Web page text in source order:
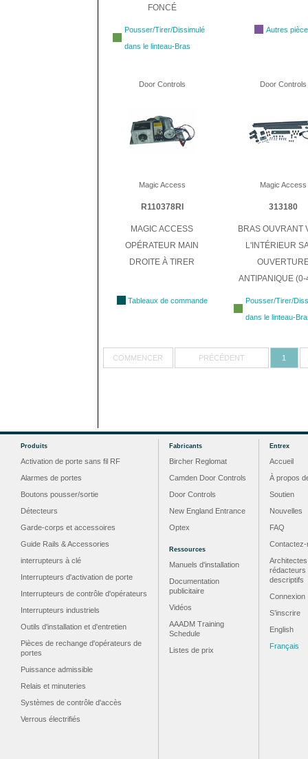
FONCÉ
Pousser/Tirer/Dissimulé
dans le linteau-Bras
Autres
Door Controls Door Controls
Magic Access Magic Access
R110378RI 313180
MAGIC ACCESS
OPÉRATEUR MAIN
DROITE À TIRER
BRAS OUVRANT
L'INTÉRIEUR
ANTIPANIQUE
Tableaux de commande
Pousser/Tirer/
dans le linteau-
COMMENCER PRÉCÉDENT 1
Produits
Activation de porte sans fil RF
Alarmes de portes
Boutons pousser/sortie
Détecteurs
Garde-corps et accessoires
Guide Rails & Accessories
interrupteurs à clé
Interrupteurs d'activation de porte
Interrupteurs de contrôle d'opérateurs
Interrupteurs industriels
Outils d'installation et d'entretien
Pièces de rechange d'opérateurs de
portes
Puissance admissible
Relais et minuteries
Systèmes de contrôle d'accès
Verrous électrifiés
Fabricants
Bircher Reglomat
Camden Door Controls
Door Controls
New England Entrance
Optex
Ressources
Manuels d'installation
Documentation
publicitaire
Vidéos
AAADM Training
Schedule
Listes de prix
Entrex
Accueil
À propos
Soutien
Nouvelles
FAQ
Contactez-
rédacteurs
descriptifs
Connexion
S’inscrire
English
Français